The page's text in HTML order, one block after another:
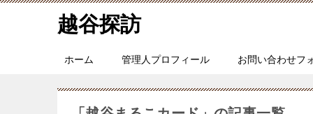
越谷探訪
ホーム 管理人プロフィール お問い合わせフ